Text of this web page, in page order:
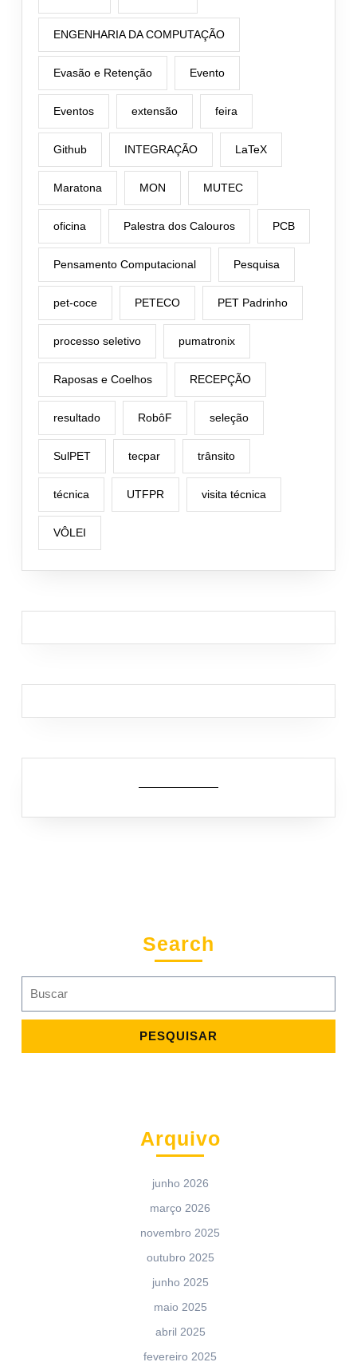
ENGENHARIA DA COMPUTAÇÃO
Evasão e Retenção Evento
Eventos extensão feira
Github INTEGRAÇÃO LaTeX
Maratona MON MUTEC
oficina Palestra dos Calouros PCB
Pensamento Computacional Pesquisa
pet-coce PETECO PET Padrinho
processo seletivo pumatronix
Raposas e Coelhos RECEPÇÃO
resultado RobôF seleção
SulPET tecpar trânsito
técnica UTFPR visita técnica
VÔLEI
Search
for:
Arquivo
junho 2026
março 2026
novembro 2025
outubro 2025
junho 2025
maio 2025
abril 2025
fevereiro 2025